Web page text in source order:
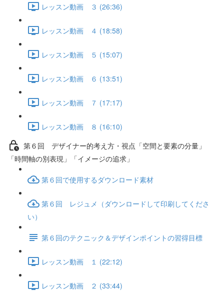
レッスン動画 ３ (26:36)
レッスン動画 ４ (18:58)
レッスン動画 ５ (15:07)
レッスン動画 ６ (13:51)
レッスン動画 ７ (17:17)
レッスン動画 ８ (16:10)
第６回 デザイナー的考え方・視点「空間と要素の分量」
「時間軸の別表現」「イメージの追求」
第６回で使用するダウンロード素材
第６回 レジュメ（ダウンロードして印刷してくださ
い）
第６回のテクニック＆デザインポイントの習得目標
レッスン動画 １ (22:12)
レッスン動画 ２ (33:44)